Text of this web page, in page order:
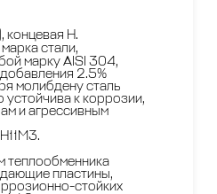
H.
стали,
марку AISI 304,
2.5%
молибдену сталь
устойчива к коррозии,
и агрессивным
теплообменника
пластины,
стойких